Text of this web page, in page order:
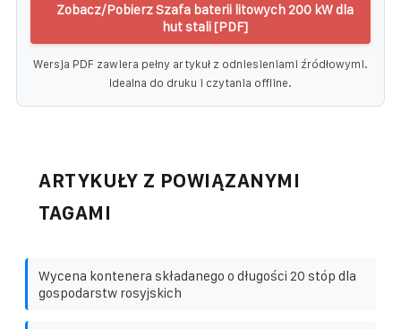
Zobacz/Pobierz Szafa baterii litowych 200 kW dla
hut stali [PDF]
Wersja PDF zawiera pełny artykuł z odniesieniami źródłowymi.
Idealna do druku i czytania offline.
ARTYKUŁY Z POWIĄZANYMI
TAGAMI
Wycena kontenera składanego o długości 20 stóp dla
gospodarstw rosyjskich